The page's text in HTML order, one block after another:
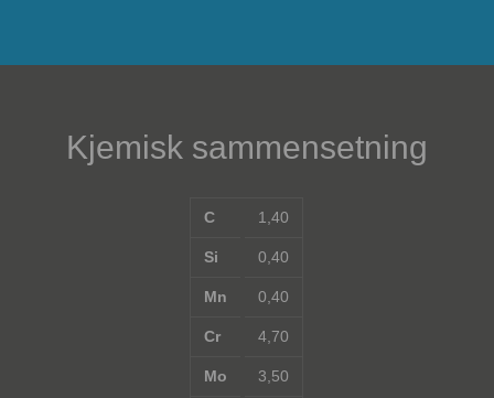
Kjemisk sammensetning
C
Si
Mn
Cr
Mo
1,40
0,40
0,40
4,70
3,50